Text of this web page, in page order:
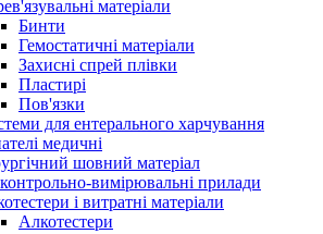
матеріали
Бинти
Гемостатичні матеріали
Захисні спрей плівки
Пластирі
Пов'язки
для ентерального харчування
медичні
шовний матеріал
вимірювальні прилади
і витратні матеріали
Алкотестери